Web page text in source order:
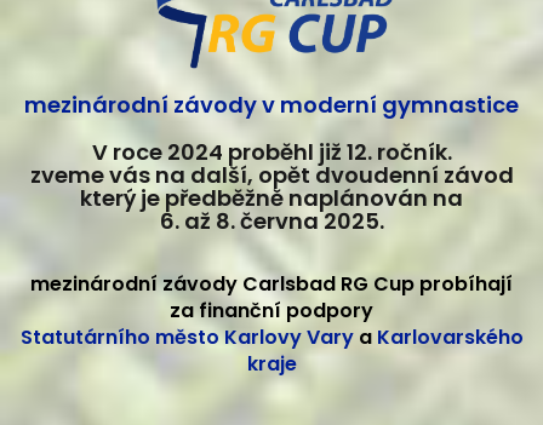
mezinárodní závody v moderní gymnastice
V roce 2024 proběhl již 12. ročník.
zveme vás na další, opět dvoudenní závod
který je předběžně naplánován na
6. až 8. června 2025.
mezinárodní závody Carlsbad RG Cup probíhají
za finanční podpory
Statutárního město Karlovy Varya Karlovarského
kraje